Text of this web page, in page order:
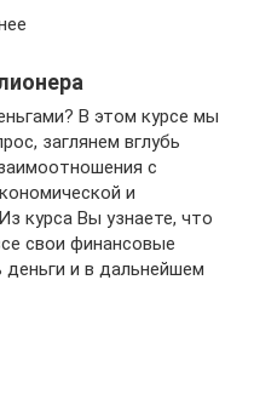
В этом курсе мы
заглянем вглубь
с
и
курса Вы узнаете, что
свои финансовые
и в дальнейшем